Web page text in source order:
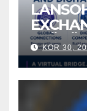
“NËNË
KOR 30,